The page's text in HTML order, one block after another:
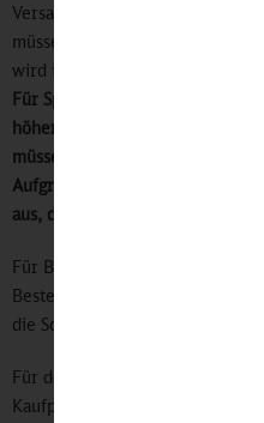
Versand für Sie kostenfrei. In
müssen wir eine höhere
wird in unserer
Für Speditionssendungen
höhere Gebühren an, die
müssen. Hierzu erhalten Sie
Aufgrund der aktuellen Lage
aus, da ein Krisenzuschlag zu
Für Bestellungen innerhalb der
Bestellungen außerhalb der EU
die Schweiz zahlen Sie 29,90 €.
Für den Versand von Waren in
Kaufpreis eine Zoll- und